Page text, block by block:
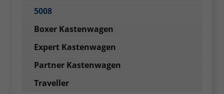
5008
Boxer Kastenwagen
Expert Kastenwagen
Partner Kastenwagen
Traveller